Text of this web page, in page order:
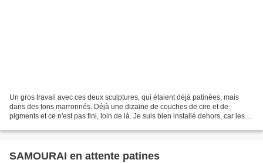
Un gros travail avec ces deux sculptures, qui étaient déjà patinées, mais
dans des tons marronnés. Déjà une dizaine de couches de cire et de
pigments et ce n'est pas fini, loin de là. Je suis bien installé dehors, car les
SAMOURAI en attente patines